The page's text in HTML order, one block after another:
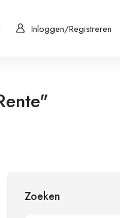
Inloggen/Registreren
Zoeken